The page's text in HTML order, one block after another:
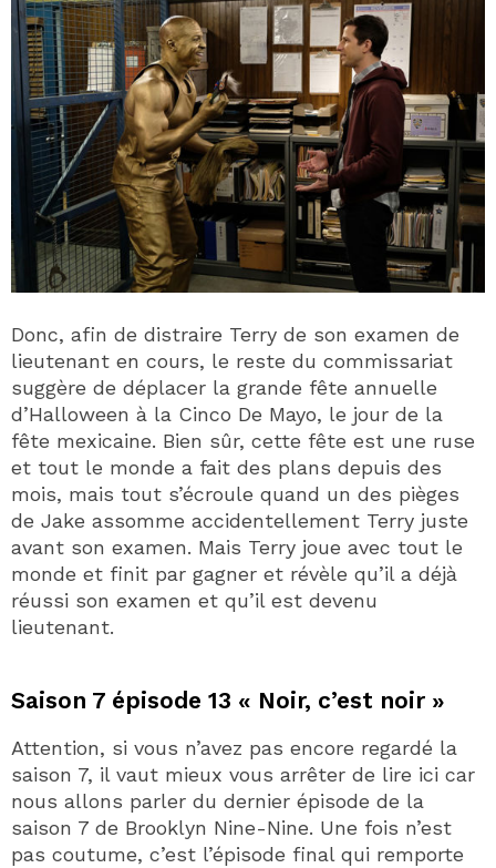
Donc, afin de distraire Terry de son examen de
lieutenant en cours, le reste du commissariat
suggère de déplacer la grande fête annuelle
d’Halloween à la Cinco De Mayo, le jour de la
fête mexicaine. Bien sûr, cette fête est une ruse
et tout le monde a fait des plans depuis des
mois, mais tout s’écroule quand un des pièges
de Jake assomme accidentellement Terry juste
avant son examen. Mais Terry joue avec tout le
monde et finit par gagner et révèle qu’il a déjà
réussi son examen et qu’il est devenu
lieutenant.
Saison 7 épisode 13 « Noir, c’est noir »
Attention, si vous n’avez pas encore regardé la
saison 7, il vaut mieux vous arrêter de lire ici car
nous allons parler du dernier épisode de la
saison 7 de Brooklyn Nine-Nine. Une fois n’est
pas coutume, c’est l’épisode final qui remporte